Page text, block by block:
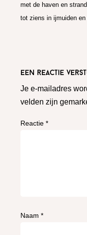
met de haven en
tot ziens in ijmuiden
Een reactie
Je e-mailadres
velden zijn
Reactie*
Naam*